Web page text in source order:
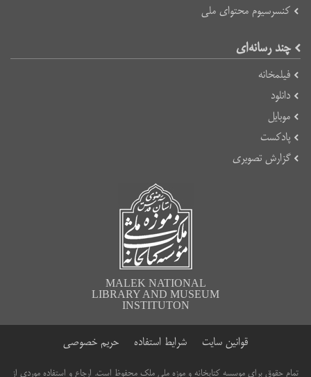
کنسرسیوم محتوای ملی
چند رسانه‌ای
فیلمخانه
دانلود
موبایل
پادکست
گزارش تصویری
MALEK NATIONAL
LIBRARY AND MUSEUM
INSTITUTON
قوانین سایت شرایط استفاده حریم خصوصی
تمام حقوق برای موسسه کتابخانه و موزه ملی ملک محفوظ است. ارجاع و استفاده موردی از